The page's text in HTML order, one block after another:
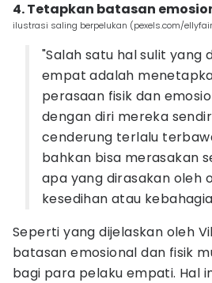
4. Tetapkan batasan
ilustrasi saling berpelukan (pexels.com/
"Salah satu hal sulit yang
empat adalah
perasaan fisik dan
dengan diri mereka
cenderung terlalu
bahkan bisa merasakan
apa yang dirasakan oleh
kesedihan atau
Seperti yang dijelaskan oleh
batasan emosional dan fisik
bagi para pelaku empati. Hal